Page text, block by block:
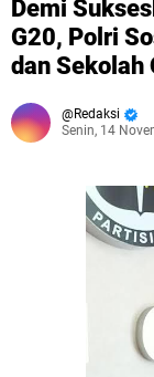
Demi
G20, Polri
dan Sekolah
Redaksi
Senin, 14